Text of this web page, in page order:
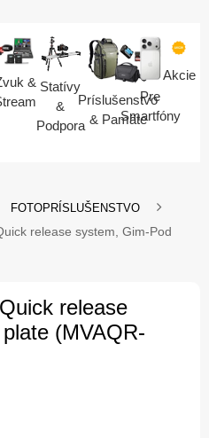
& Statívy
&
Podpora
Príslušenstvo
& Pamäte
Pre
Smartfóny
Akcie
FOTOPRÍSLUŠENSTVO
release system, Gim-Pod
release
(MVAQR-